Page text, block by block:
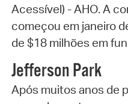
Acessível) - AHO. A
começou em janeiro
de $18 milhões em
Jefferson Park
Após muitos anos de